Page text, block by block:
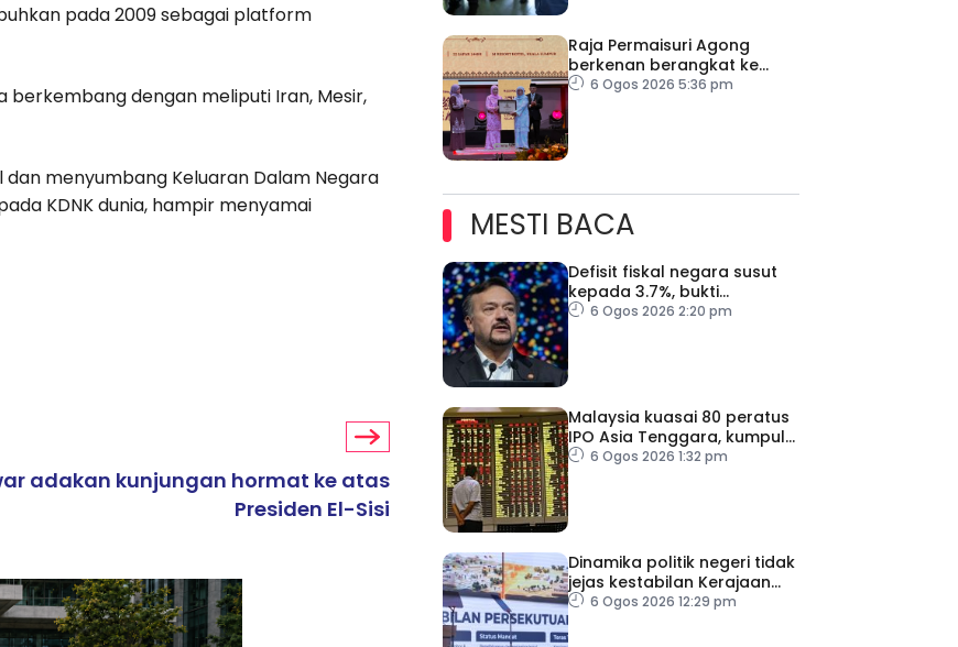
pada 2009 sebagai platform
berkembang dengan meliputi Iran, Mesir,
menyumbang Keluaran Dalam Negara
KDNK dunia, hampir menyamai
adakan kunjungan hormat ke atas
Presiden El-Sisi
Raja Permaisuri Agong
berkenan berangkat ke
Majlis Anugerah Sastera
6 Ogos 2026 5:36 pm
MESTI BACA
Defisit fiskal negara susut
kepada 3.7%, bukti
keyakinan pelabur masih
6 Ogos 2026 2:20 pm
Malaysia kuasai 80 peratus
IPO Asia Tenggara, kumpul
AS$1.4 bilion separuh
6 Ogos 2026 1:32 pm
Dinamika politik negeri tidak
jejas kestabilan Kerajaan
Perpaduan Persekutuan –
6 Ogos 2026 12:29 pm